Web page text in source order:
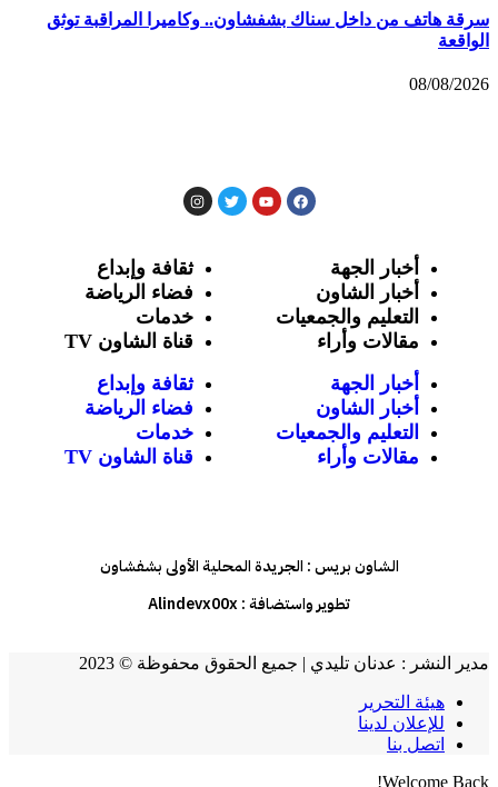
سرقة هاتف من داخل سناك بشفشاون.. وكاميرا المراقبة توثق
الواقعة
08/08/2026
أخبار الجهة
أخبار الشاون
التعليم والجمعيات
مقالات وأراء
أخبار الجهة
أخبار الشاون
التعليم والجمعيات
مقالات وأراء
ثقافة وإبداع
فضاء الرياضة
خدمات
قناة الشاون TV
ثقافة وإبداع
فضاء الرياضة
خدمات
قناة الشاون TV
الشاون بريس : الجريدة المحلية الأولى بشفشاون
تطوير واستضافة :Alindevx00x
مدير النشر : عدنان تليدي | جميع الحقوق محفوظة © 2023
هيئة التحرير
للإعلان لدينا
اتصل بنا
Welcome Back!